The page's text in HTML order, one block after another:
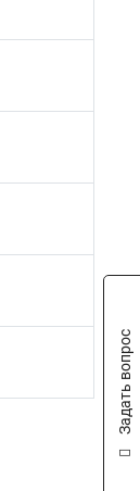
Задать вопрос